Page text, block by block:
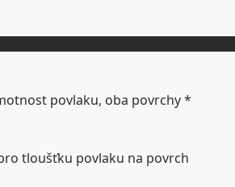
povlaku, oba povrchy *
tloušťku povlaku na povrch